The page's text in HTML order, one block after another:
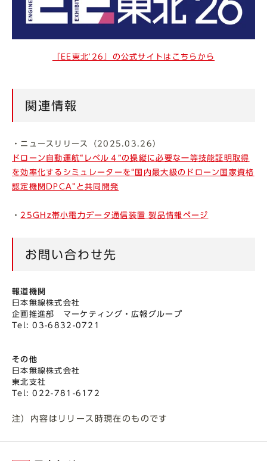
『EE東北'26』の公式サイトはこちらから
関連情報
・ニュースリリース（2025.03.26）
ドローン自動運航“レベル４”の操縦に必要な一等技能証明取得
を効率化するシミュレーターを“国内最大級のドローン国家資格
認定機関DPCA”と共同開発
・ 25GHz帯小電力データ通信装置 製品情報ページ
お問い合わせ先
報道機関
日本無線株式会社
企画推進部 マーケティング・広報グループ
Tel: 03-6832-0721
その他
日本無線株式会社
東北支社
Tel: 022-781-6172
注）内容はリリース時現在のものです